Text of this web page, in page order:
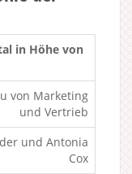
in Höhe von
von Marketing
und Vertrieb
und Antonia
Cox